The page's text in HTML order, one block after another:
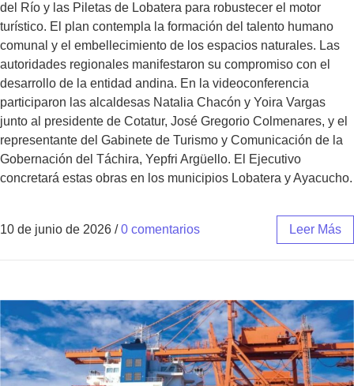
del Río y las Piletas de Lobatera para robustecer el motor
turístico. El plan contempla la formación del talento humano
comunal y el embellecimiento de los espacios naturales. Las
autoridades regionales manifestaron su compromiso con el
desarrollo de la entidad andina. En la videoconferencia
participaron las alcaldesas Natalia Chacón y Yoira Vargas
junto al presidente de Cotatur, José Gregorio Colmenares, y el
representante del Gabinete de Turismo y Comunicación de la
Gobernación del Táchira, Yepfri Argüello. El Ejecutivo
concretará estas obras en los municipios Lobatera y Ayacucho.
10 de junio de 2026 / 0 comentarios Leer Más